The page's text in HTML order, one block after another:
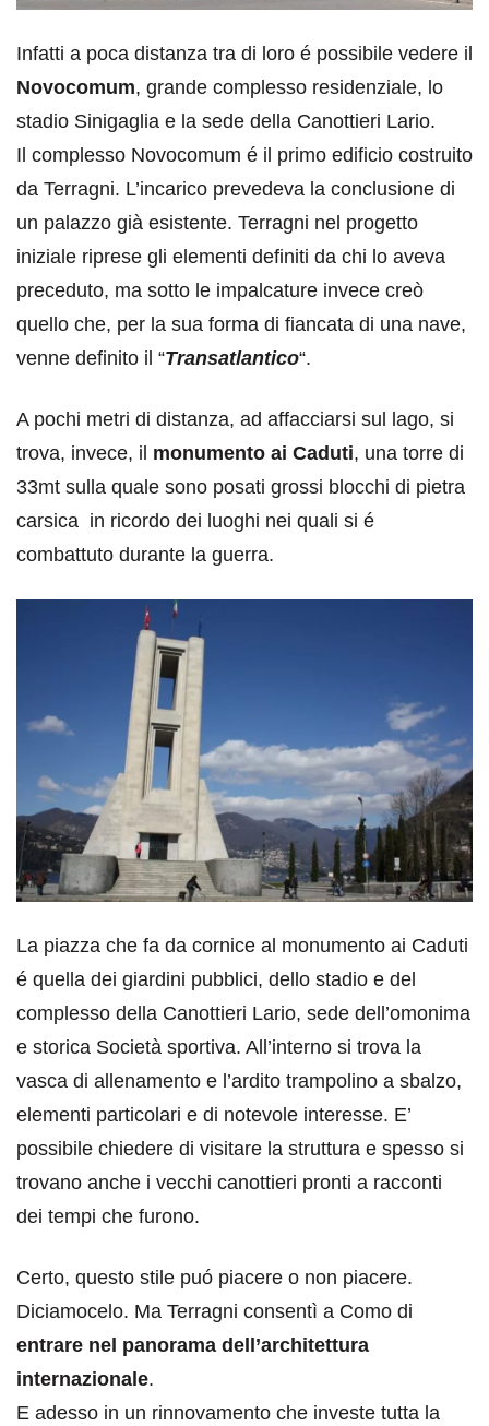
Infatti a poca distanza tra di loro é possibile vedere il
Novocomum, grande complesso residenziale, lo
stadio Sinigaglia e la sede della Canottieri Lario.
Il complesso Novocomum é il primo edificio costruito
da Terragni. L’incarico prevedeva la conclusione di
un palazzo già esistente. Terragni nel progetto
iniziale riprese gli elementi definiti da chi lo aveva
preceduto, ma sotto le impalcature invece creò
quello che, per la sua forma di fiancata di una nave,
venne definito il “Transatlantico“.
A pochi metri di distanza, ad affacciarsi sul lago, si
trova, invece, il monumento ai Caduti, una torre di
33mt sulla quale sono posati grossi blocchi di pietra
carsica in ricordo dei luoghi nei quali si é
combattuto durante la guerra.
La piazza che fa da cornice al monumento ai Caduti
é quella dei giardini pubblici, dello stadio e del
complesso della Canottieri Lario, sede dell’omonima
e storica Società sportiva. All’interno si trova la
vasca di allenamento e l’ardito trampolino a sbalzo,
elementi particolari e di notevole interesse. E’
possibile chiedere di visitare la struttura e spesso si
trovano anche i vecchi canottieri pronti a racconti
dei tempi che furono.
Certo, questo stile puó piacere o non piacere.
Diciamocelo. Ma Terragni consentì a Como di
entrare nel panorama dell’architettura
internazionale.
E adesso in un rinnovamento che investe tutta la